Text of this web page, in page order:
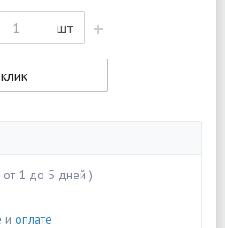
шт
от 1 до 5 дней )
и оплате